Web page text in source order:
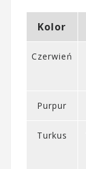
Kolor
Czerwień
Purpur
Turkus